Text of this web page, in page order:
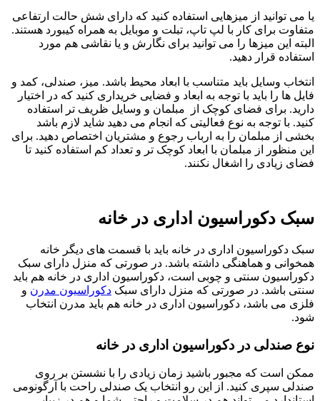
یا می توانید از میزهایی استفاده کنید که دارای شش حالت ارتفاعی
متفاوت برای کار با لپ تاپ، تبلت و موبایل به همراه کیبورد هستند.
البته این میزها را می توانید برای نگارش و یا نقاشی هم مورد
استفاده قرار دهید.
انتخاب وسایل باید متناسب با ابعاد محیط باشد. میز، صندلی، کمد و
فایل ها را باید با توجه به ابعاد و فضایی خریداری کنید که در اختیار
دارید. برای فضای کوچک از مبلمان و وسایل ظریف تر استفاده
کنید. با توجه به نوع فعالیتی که انجام می دهید شاید لازم باشد
بخشی از مبلمان را به ارباب رجوع و مشتریان اختصاص دهید. برای
این منظور از مبلمان با ابعاد کوچک تر و تعداد کم استفاده کنید تا
فضای زیادی را اشغال نکنند.
سبک دکوراسیون اداری در خانه
سبک دکوراسیون اداری در خانه باید با قسمت های دیگر خانه
همخوانی و هماهنگی داشته باشد. در صورتی که منزل دارای سبک
دکوراسیون سنتی و چوبی است، دکوراسیون اداری در خانه هم باید
سنتی باشد. در صورتی که منزل دارای سبک دکوراسیون مدرن و
فلزی می باشد، دکوراسیون اداری در خانه هم باید مدرن انتخاب
شود.
نوع صندلی در دکوراسیون اداری در خانه
ممکن است که مجبور باشید زمان زیادی را با نشستن بر روی
صندلی سپری کنید. از این رو انتخاب یک صندلی راحت با آرگونومی